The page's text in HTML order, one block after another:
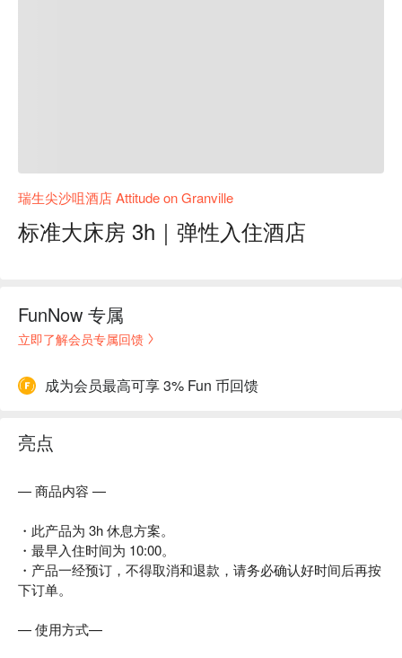
瑞生尖沙咀酒店 Attitude on Granville
标准大床房 3h｜弹性入住酒店
FunNow 专属
立即了解会员专属回馈
成为会员最高可享 3% Fun 币回馈
亮点
— 商品内容 —
・此产品为 3h 休息方案。
・最早入住时间为 10:00。
・产品一经预订，不得取消和退款，请务必确认好时间后再按
下订单。
— 使用方式—